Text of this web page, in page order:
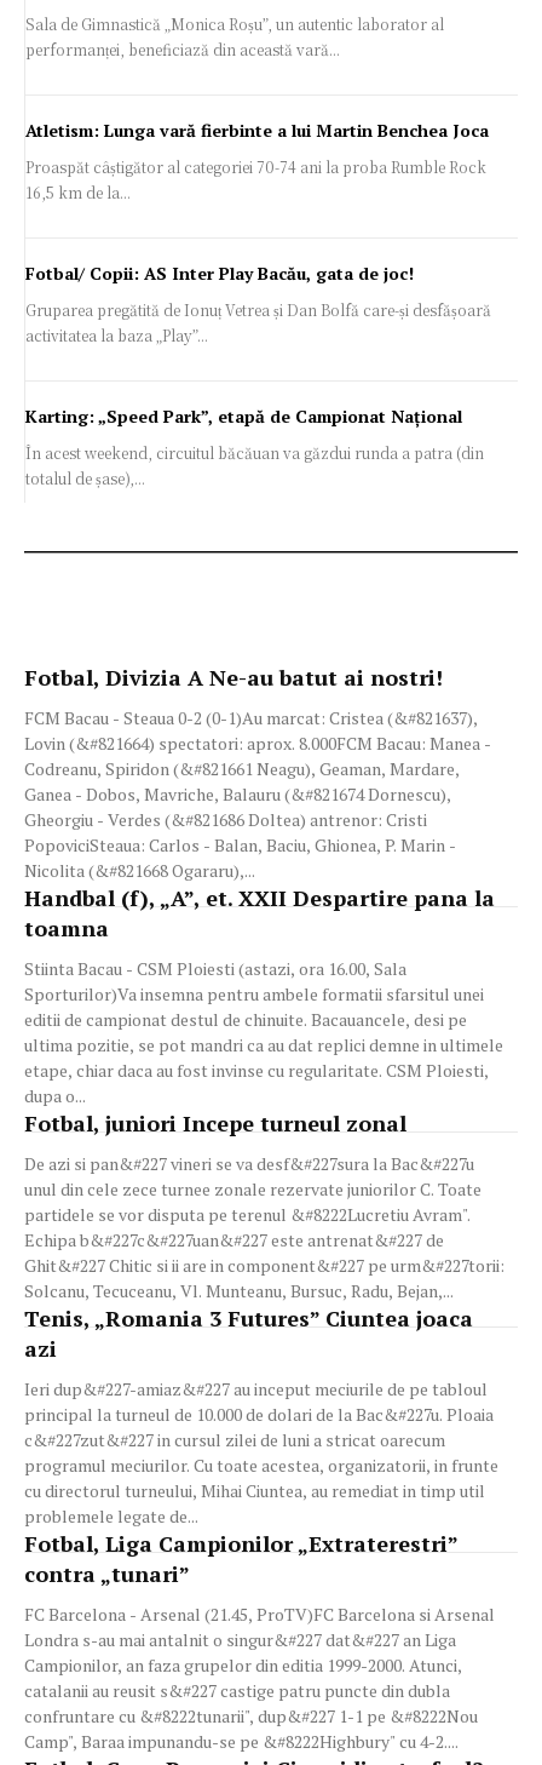
Sala de Gimnastică „Monica Roșu”, un autentic laborator al
performanței, beneficiază din această vară...
Atletism: Lunga vară fierbinte a lui Martin Benchea Joca
Proaspăt câștigător al categoriei 70-74 ani la proba Rumble Rock
16,5 km de la...
Fotbal/ Copii: AS Inter Play Bacău, gata de joc!
Gruparea pregătită de Ionuț Vetrea și Dan Bolfă care-și desfășoară
activitatea la baza „Play”...
Karting: „Speed Park”, etapă de Campionat Național
În acest weekend, circuitul băcăuan va găzdui runda a patra (din
totalul de șase),...
Fotbal, Divizia A Ne-au batut ai nostri!
FCM Bacau - Steaua 0-2 (0-1)Au marcat: Cristea (&#821637),
Lovin (&#821664) spectatori: aprox. 8.000FCM Bacau: Manea -
Codreanu, Spiridon (&#821661 Neagu), Geaman, Mardare,
Ganea - Dobos, Mavriche, Balauru (&#821674 Dornescu),
Gheorgiu - Verdes (&#821686 Doltea) antrenor: Cristi
PopoviciSteaua: Carlos - Balan, Baciu, Ghionea, P. Marin -
Nicolita (&#821668 Ogararu),...
Handbal (f), „A”, et. XXII Despartire pana la
toamna
Stiinta Bacau - CSM Ploiesti (astazi, ora 16.00, Sala
Sporturilor)Va insemna pentru ambele formatii sfarsitul unei
editii de campionat destul de chinuite. Bacauancele, desi pe
ultima pozitie, se pot mandri ca au dat replici demne in ultimele
etape, chiar daca au fost invinse cu regularitate. CSM Ploiesti,
dupa o...
Fotbal, juniori Incepe turneul zonal
De azi si pan&#227 vineri se va desf&#227sura la Bac&#227u
unul din cele zece turnee zonale rezervate juniorilor C. Toate
partidele se vor disputa pe terenul &#8222Lucretiu Avram".
Echipa b&#227c&#227uan&#227 este antrenat&#227 de
Ghit&#227 Chitic si ii are in component&#227 pe urm&#227torii:
Solcanu, Tecuceanu, Vl. Munteanu, Bursuc, Radu, Bejan,...
Tenis, „Romania 3 Futures” Ciuntea joaca
azi
Ieri dup&#227-amiaz&#227 au inceput meciurile de pe tabloul
principal la turneul de 10.000 de dolari de la Bac&#227u. Ploaia
c&#227zut&#227 in cursul zilei de luni a stricat oarecum
programul meciurilor. Cu toate acestea, organizatorii, in frunte
cu directorul turneului, Mihai Ciuntea, au remediat in timp util
problemele legate de...
Fotbal, Liga Campionilor „Extraterestri”
contra „tunari”
FC Barcelona - Arsenal (21.45, ProTV)FC Barcelona si Arsenal
Londra s-au mai antalnit o singur&#227 dat&#227 an Liga
Campionilor, an faza grupelor din editia 1999-2000. Atunci,
catalanii au reusit s&#227 castige patru puncte din dubla
confruntare cu &#8222tunarii", dup&#227 1-1 pe &#8222Nou
Camp", Baraa impunandu-se pe &#8222Highbury" cu 4-2....